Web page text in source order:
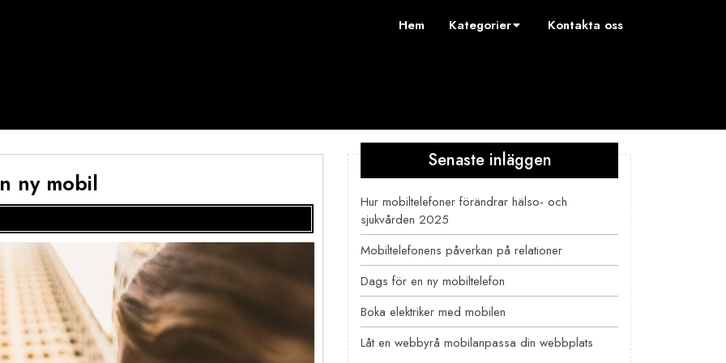
Hem Kategorier Kontakta oss
ny mobil
Senaste inläggen
Hur mobiltelefoner förändrar hälso- och
sjukvården 2025
Mobiltelefonens påverkan på relationer
Dags för en ny mobiltelefon
Boka elektriker med mobilen
Låt en webbyrå mobilanpassa din webbplats